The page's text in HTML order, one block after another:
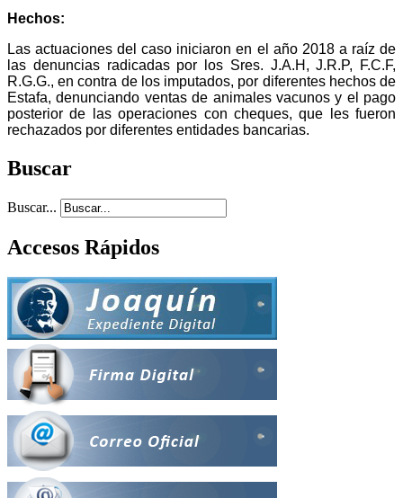
Hechos:
Las actuaciones del caso iniciaron en el año 2018 a raíz de
las denuncias radicadas por los Sres. J.A.H, J.R.P, F.C.F,
R.G.G., en contra de los imputados, por diferentes hechos de
Estafa, denunciando ventas de animales vacunos y el pago
posterior de las operaciones con cheques, que les fueron
rechazados por diferentes entidades bancarias.
Buscar
Buscar...
Accesos Rápidos